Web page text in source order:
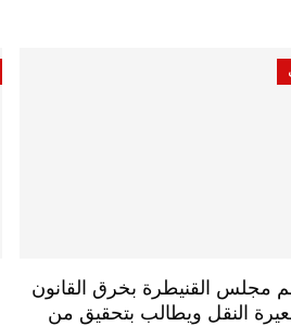
مجلس القنيطرة بخرق القانون
النقل ويطالب بتحقيق من